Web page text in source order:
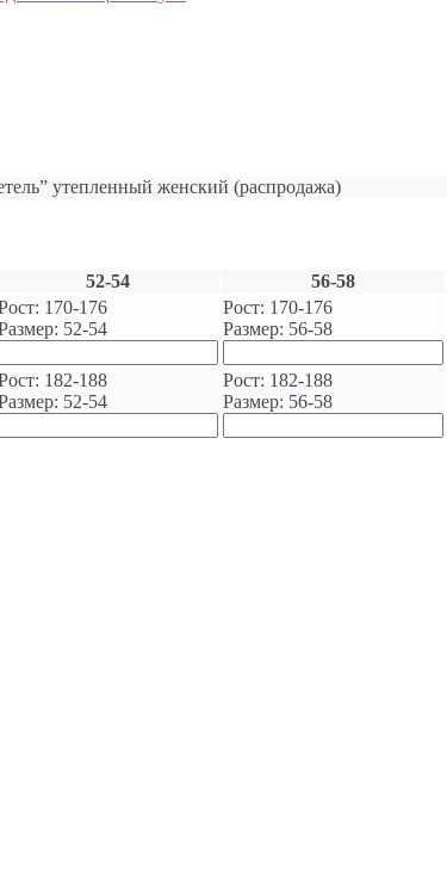
утепленный женский (распродажа)
52-54 56-58
170-176
52-54
Рост: 170-176
Размер: 56-58
182-188
52-54
Рост: 182-188
Размер: 56-58